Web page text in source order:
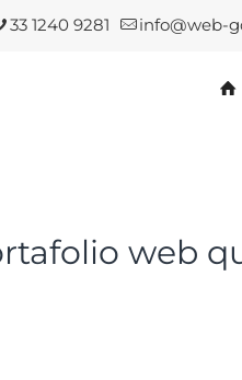
33 1240 9281 info@web-
web